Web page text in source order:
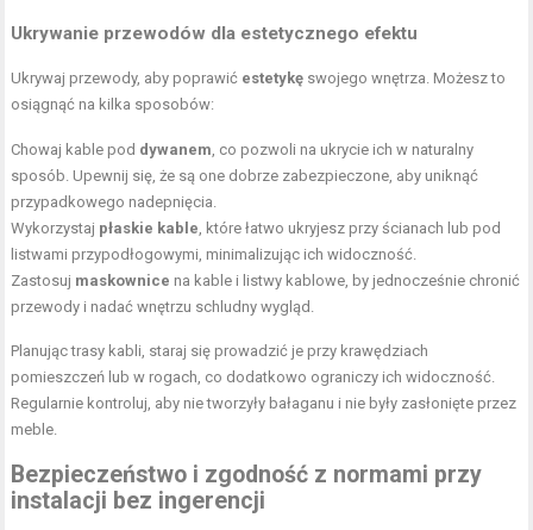
Ukrywanie przewodów dla estetycznego efektu
Ukrywaj przewody, aby poprawić estetykę swojego wnętrza. Możesz to
osiągnąć na kilka sposobów:
Chowaj kable pod dywanem , co pozwoli na ukrycie ich w naturalny
sposób. Upewnij się, że są one dobrze zabezpieczone, aby uniknąć
przypadkowego nadepnięcia.
Wykorzystaj płaskie kable , które łatwo ukryjesz przy ścianach lub pod
listwami przypodłogowymi, minimalizując ich widoczność.
Zastosuj maskownice na kable i listwy kablowe, by jednocześnie chronić
przewody i nadać wnętrzu schludny wygląd.
Planując trasy kabli, staraj się prowadzić je przy krawędziach
pomieszczeń lub w rogach, co dodatkowo ograniczy ich widoczność.
Regularnie kontroluj, aby nie tworzyły bałaganu i nie były zasłonięte przez
meble.
Bezpieczeństwo i zgodność z normami przy
instalacji bez ingerencji